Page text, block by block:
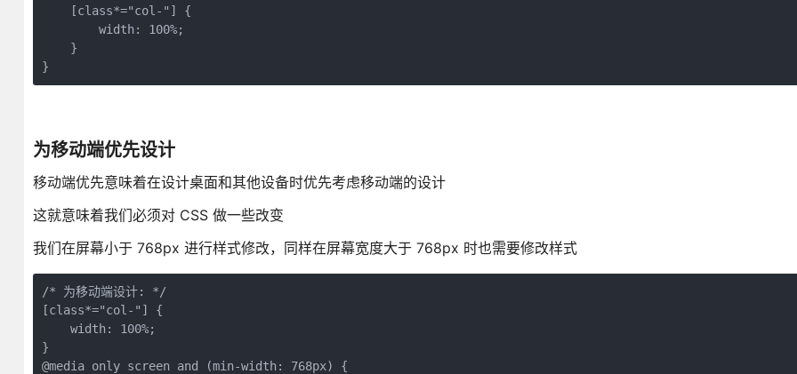
    [class*="col-"] {
        width: 100%;
    }
为移动端优先设计
移动端优先意味着在设计桌面和其他设备时优先考虑移动端的设计
这就意味着我们必须对 CSS 做一些改变
我们在屏幕小于 768px 进行样式修改，同样在屏幕宽度大于 768px 时也需要修改样式
/* 为移动端设计: */
[class*="col-"] {
    width: 100%;
}
@media only screen and (min-width: 768px) {